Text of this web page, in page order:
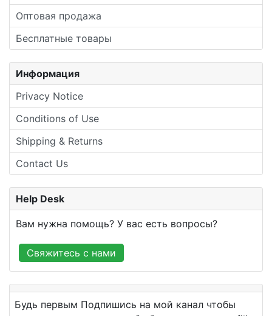
Оптовая продажа
Бесплатные товары
Информация
Privacy Notice
Conditions of Use
Shipping & Returns
Contact Us
Help Desk
Вам нужна помощь? У вас есть вопросы?
Свяжитесь с нами
Будь первым Подпишись на мой канал чтобы